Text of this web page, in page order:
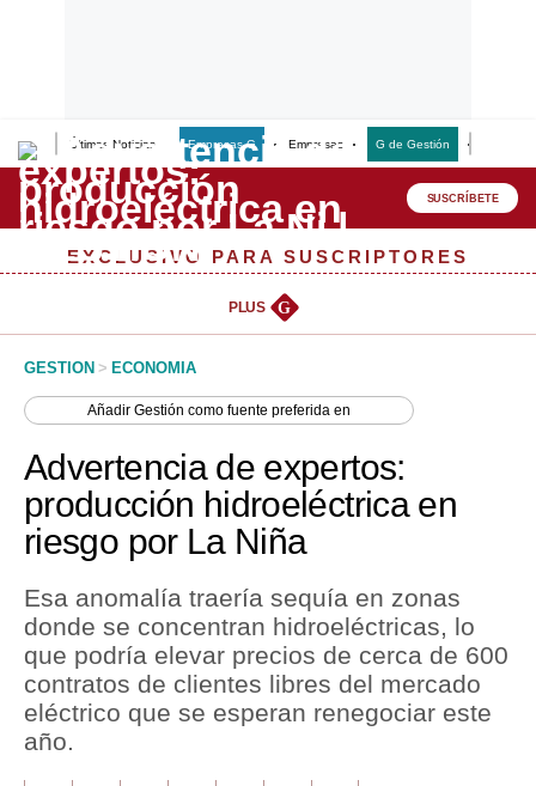
Últimas Noticias Empresas G Empresas G de Gestión
Lo último
Peru Quiosco
Management & Empleo
Perú
Política
Finanzas Personales
Inmobiliarias
Plus G
SUSCRÍBETE
EXCLUSIVO PARA SUSCRIPTORES
PLUS G
GESTION > ECONOMIA
AñadirGestión como fuente preferida en
Advertencia de expertos:
producción hidroeléctrica en
riesgo por La Niña
Esa anomalía traería sequía en zonas
donde se concentran hidroeléctricas, lo
que podría elevar precios de cerca de 600
contratos de clientes libres del mercado
eléctrico que se esperan renegociar este
año.